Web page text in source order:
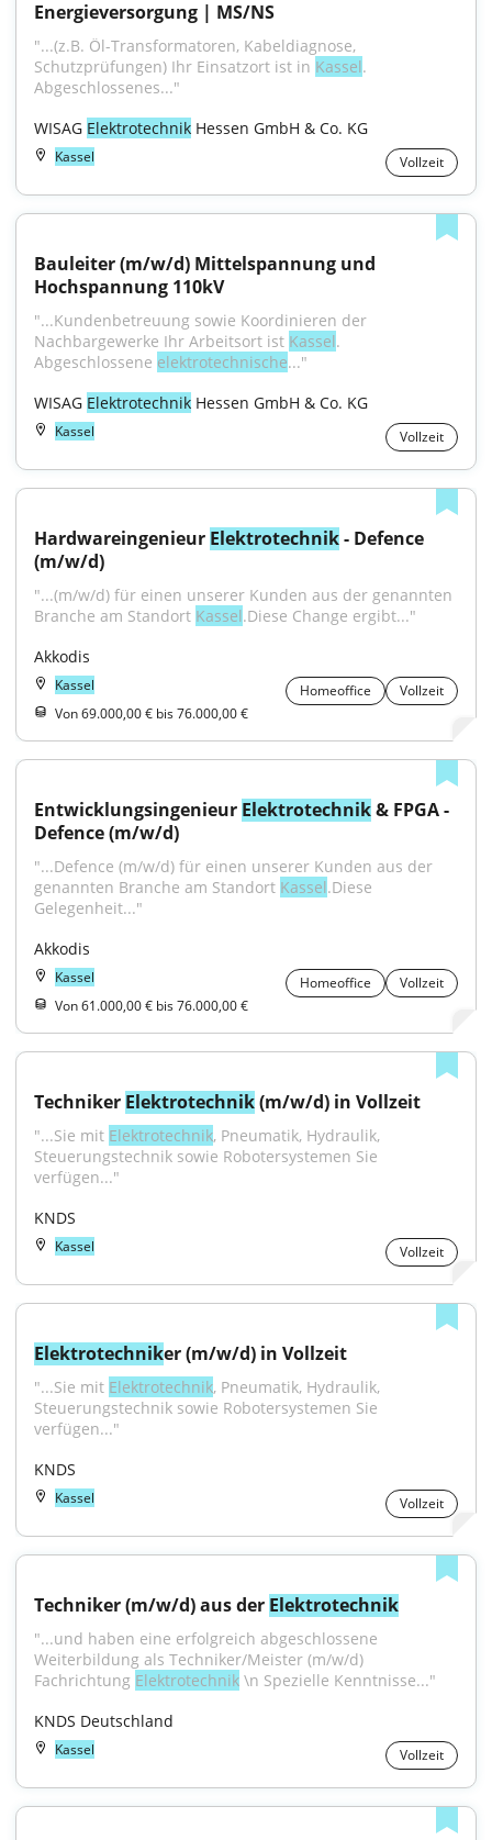
Energieversorgung | MS/NS
"...(z.B. Öl-Transformatoren, Kabeldiagnose,
Schutzprüfungen) Ihr Einsatzort ist in Kassel.
Abgeschlossenes..."
WISAG Elektrotechnik Hessen GmbH & Co. KG
Kassel Vollzeit
Bauleiter (m/w/d) Mittelspannung und
Hochspannung 110kV
"...Kundenbetreuung sowie Koordinieren der
Nachbargewerke Ihr Arbeitsort ist Kassel.
Abgeschlossene elektrotechnische..."
WISAG Elektrotechnik Hessen GmbH & Co. KG
Kassel Vollzeit
Hardwareingenieur Elektrotechnik - Defence
(m/w/d)
"...(m/w/d) für einen unserer Kunden aus der genannten
Branche am Standort Kassel.Diese Change ergibt..."
Akkodis
Kassel Homeoffice
Vollzeit
Von 69.000,00 € bis 76.000,00 €
Entwicklungsingenieur Elektrotechnik & FPGA -
Defence (m/w/d)
"...Defence (m/w/d) für einen unserer Kunden aus der
genannten Branche am Standort Kassel.Diese
Gelegenheit..."
Akkodis
Kassel Homeoffice
Vollzeit
Von 61.000,00 € bis 76.000,00 €
Techniker Elektrotechnik (m/w/d) in Vollzeit
"...Sie mit Elektrotechnik, Pneumatik, Hydraulik,
Steuerungstechnik sowie Robotersystemen Sie
verfügen..."
KNDS
Kassel Vollzeit
Elektrotechniker (m/w/d) in Vollzeit
"...Sie mit Elektrotechnik, Pneumatik, Hydraulik,
Steuerungstechnik sowie Robotersystemen Sie
verfügen..."
KNDS
Kassel Vollzeit
Techniker (m/w/d) aus der Elektrotechnik
"...und haben eine erfolgreich abgeschlossene
Weiterbildung als Techniker/Meister (m/w/d)
Fachrichtung Elektrotechnik \n Spezielle Kenntnisse..."
KNDS Deutschland
Kassel Vollzeit